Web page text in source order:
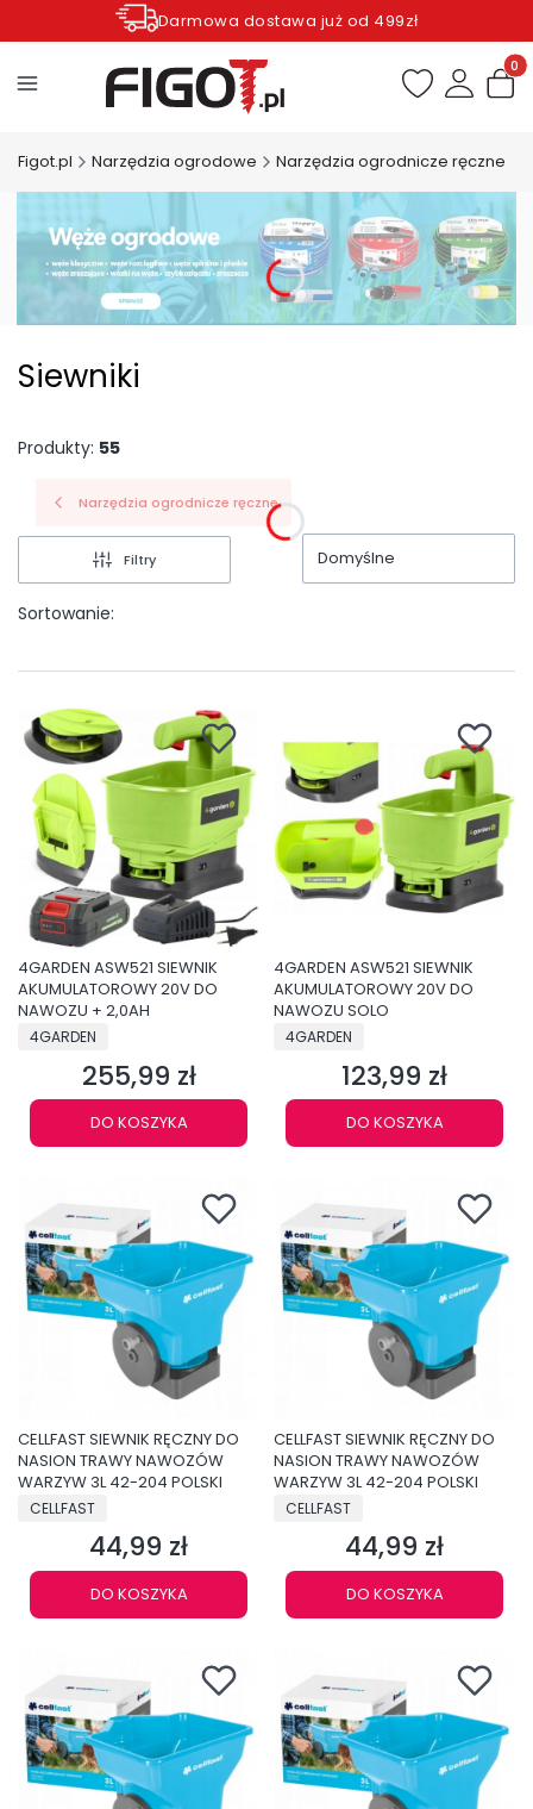
Darmowa dostawa już od 499zł
Zamów do godziny 12.00 wysyłka dziś*
Figot.pl Narzędzia ogrodowe Narzędzia ogrodnicze ręczne
Siewniki
Produkty: 55
Narzędzia ogrodnicze ręczne
Filtry
Sortowanie:
Domyślne
4GARDEN ASW521 SIEWNIK
AKUMULATOROWY 20V DO
NAWOZU + 2,0AH
PRODUCENT
4GARDEN
Cena
255,99 zł
DO KOSZYKA
4GARDEN ASW521 SIEWNIK
AKUMULATOROWY 20V DO
NAWOZU SOLO
PRODUCENT
4GARDEN
Cena
123,99 zł
DO KOSZYKA
CELLFAST SIEWNIK RĘCZNY DO
NASION TRAWY NAWOZÓW
WARZYW 3L 42-204 POLSKI
PRODUCENT
CELLFAST
Cena
44,99 zł
DO KOSZYKA
CELLFAST SIEWNIK RĘCZNY DO
NASION TRAWY NAWOZÓW
WARZYW 3L 42-204 POLSKI
PRODUCENT
CELLFAST
Cena
44,99 zł
DO KOSZYKA